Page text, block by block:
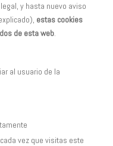
y hasta nuevo aviso
estas cookies
de esta web.
al usuario de la
vez que visitas este